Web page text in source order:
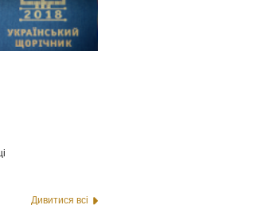
Дивитися всі